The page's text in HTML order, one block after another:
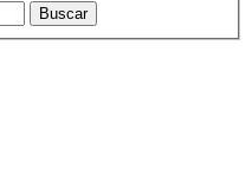
Buscar